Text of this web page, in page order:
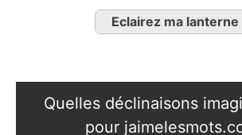
Eclairez ma lanterne
Quelles déclinaisons
pour